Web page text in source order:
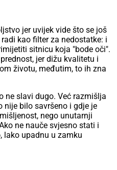
jer uvijek vide što se još
kao filter za nedostatke: i
sitnicu koja "bode oči".
jer dižu kvalitetu i
životu, međutim, to ih zna
ne slavi dugo. Već razmišlja
nije bilo savršeno i gdje je
nego unutarnji
ne nauče svjesno stati i
lako upadnu u zamku